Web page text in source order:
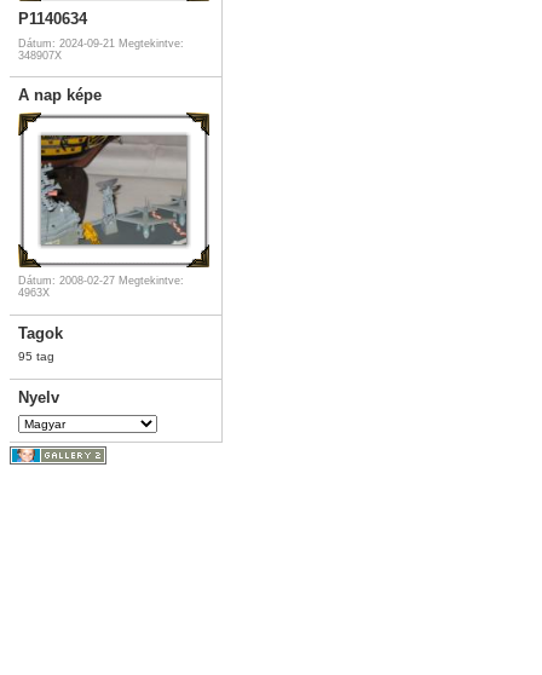
P1140634
Dátum: 2024-09-21 Megtekintve:
348907X
A nap képe
Dátum: 2008-02-27 Megtekintve:
4963X
Tagok
95 tag
Nyelv